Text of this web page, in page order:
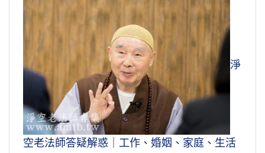
淨
空老法師答疑解惑｜工作、婚姻、家庭、生活